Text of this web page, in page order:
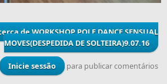
de WORKSHOP POLE DANCE SENSUAL
MOVES(DESPEDIDA DE SOLTEIRA)9.07.16
Inicie sessão para publicar comentários